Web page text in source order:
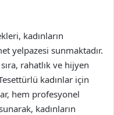
kadınların
yelpazesi sunmaktadır.
rahatlık ve hijyen
kadınlar için
hem profesyonel
kadınların